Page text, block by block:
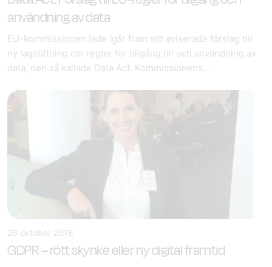
användning av data
EU-kommissionen lade igår fram sitt aviserade förslag till
ny lagstiftning om regler för tillgång till och användning av
data, den så kallade Data Act. Kommissionens...
26 oktober 2018
GDPR – rött skynke eller ny digital framtid